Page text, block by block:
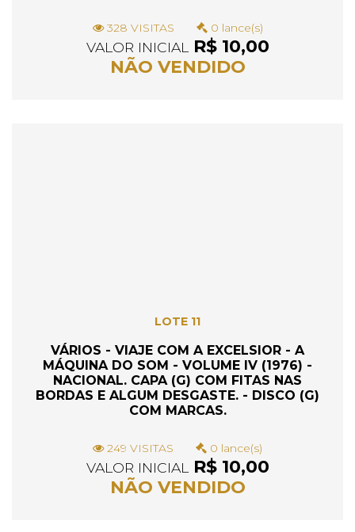
328 VISITAS 0 lance(s)
VALOR INICIAL R$ 10,00
NÃO VENDIDO
LOTE 11
VÁRIOS - VIAJE COM A EXCELSIOR - A
MÁQUINA DO SOM - VOLUME IV (1976) -
NACIONAL. CAPA (G) COM FITAS NAS
BORDAS E ALGUM DESGASTE. - DISCO (G)
COM MARCAS.
249 VISITAS 0 lance(s)
VALOR INICIAL R$ 10,00
NÃO VENDIDO